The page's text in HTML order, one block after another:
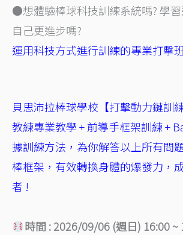
●想體驗棒球科技訓練系統嗎? 學
自己更進步嗎?
運用科技方式進行訓練的專業打擊
貝思沛拉棒球學校【打擊動力鏈訓
教練專業教學 + 前導手框架訓練 +
據訓練方法，為你解答以上所有問
棒框架 ，有效轉換身體的爆發力 ，
者 !
時間 : 2026/09/06 (週日) 16:00 ~